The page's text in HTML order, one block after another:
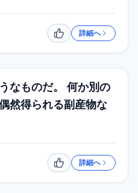
いいね詳細へ
なものだ。 何か別の
然得られる副産物な
いいね詳細へ